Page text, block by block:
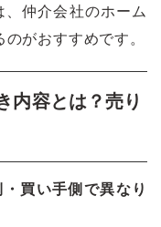
仲介会社のホーム
がおすすめです。
内容とは？売り
買い手側で異なり